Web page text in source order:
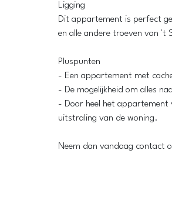
Ligging
Dit appartement is perfect
en alle andere troeven van 't
Pluspunten
- Een appartement met
- De mogelijkheid om alles
- Door heel het
uitstraling van de woning.
Neem dan vandaag contact